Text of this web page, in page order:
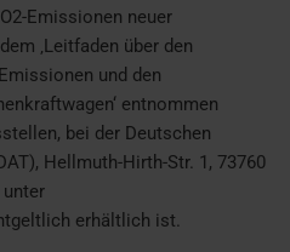
Emissionen neuer
‚Leitfaden über den
und den
entnommen
bei der Deutschen
Hellmuth-Hirth-Str. 1, 73760
unter
erhältlich ist.